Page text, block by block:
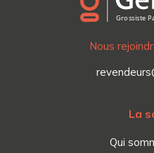
Nous
La
Qui